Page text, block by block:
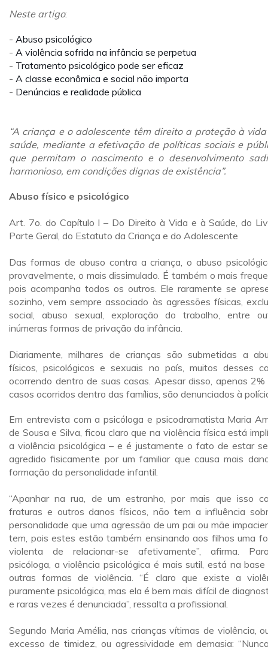
Neste artigo:
- Abuso psicológico
- A violência sofrida na infância se perpetua
- Tratamento psicológico pode ser eficaz
- A classe econômica e social não importa
- Denúncias e realidade pública
“A criança e o adolescente têm direito a proteção à
saúde, mediante a efetivação de políticas sociais e
que permitam o nascimento e o desenvolvimento
harmonioso, em condições dignas de existência”.
Abuso físico e psicológico
Art. 7o. do Capítulo I – Do Direito à Vida e à Saúde, do
Parte Geral, do Estatuto da Criança e do Adolescente
Das formas de abuso contra a criança, o abuso
provavelmente, o mais dissimulado. É também o mais
pois acompanha todos os outros. Ele raramente se
sozinho, vem sempre associado às agressões físicas,
social, abuso sexual, exploração do trabalho, entre
inúmeras formas de privação da infância.
Diariamente, milhares de crianças são submetidas a
físicos, psicológicos e sexuais no país, muitos desses
ocorrendo dentro de suas casas. Apesar disso, apenas 2%
casos ocorridos dentro das famílias, são denunciados à
Em entrevista com a psicóloga e psicodramatista Maria
de Sousa e Silva, ficou claro que na violência física está
a violência psicológica – e é justamente o fato de estar
agredido fisicamente por um familiar que causa mais
formação da personalidade infantil.
“Apanhar na rua, de um estranho, por mais que isso
fraturas e outros danos físicos, não tem a influência
personalidade que uma agressão de um pai ou mãe
tem, pois estes estão também ensinando aos filhos uma
violenta de relacionar-se afetivamente”, afirma.
psicóloga, a violência psicológica é mais sutil, está na base
outras formas de violência. “É claro que existe a
puramente psicológica, mas ela é bem mais difícil de
e raras vezes é denunciada”, ressalta a profissional.
Segundo Maria Amélia, nas crianças vítimas de violência,
excesso de timidez, ou agressividade em demasia: